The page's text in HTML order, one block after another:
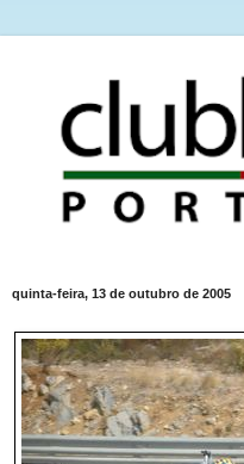
quinta-feira, 13 de outubro de 2005